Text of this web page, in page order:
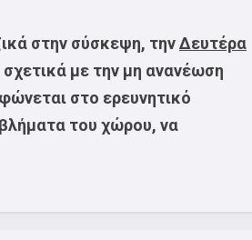
στην σύσκεψη, τηνΔευτέρα
σχετικά με την μη ανανέωση
στο ερευνητικό
του χώρου, να